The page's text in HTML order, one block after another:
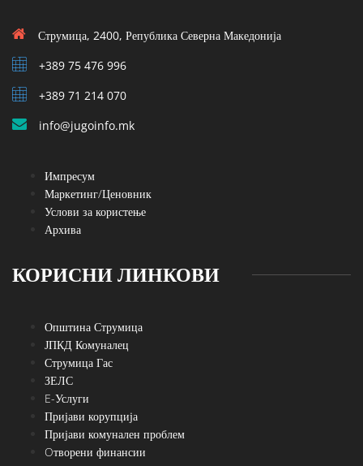
Струмица, 2400, Република Северна Македонија
+389 75 476 996
+389 71 214 070
info@jugoinfo.mk
Импресум
Маркетинг/Ценовник
Услови за користење
Архива
КОРИСНИ ЛИНКОВИ
Општина Струмица
ЈПКД Комуналец
Струмица Гас
ЗЕЛС
E-Услуги
Пријави корупција
Пријави комунален проблем
Oтворени финансии